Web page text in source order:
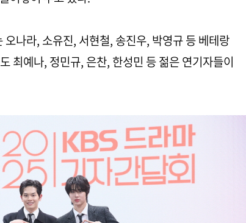
나라, 소유진, 서현철, 송진우, 박영규 등 베테랑
최예나, 정민규, 은찬, 한성민 등 젊은 연기자들이